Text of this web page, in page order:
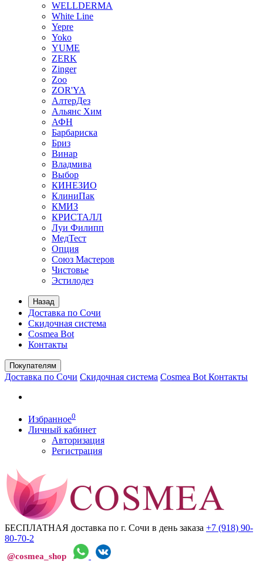
WELLDERMA
White Line
Yepre
Yoko
YUME
ZERK
Zinger
Zoo
ZOR'YA
АлтерДез
Альянс Хим
АФН
Барбариска
Бриз
Винар
Владмива
Выбор
КИНЕЗИО
КлиниПак
КМИЗ
КРИСТАЛЛ
Луи Филипп
МедТест
Опция
Союз Мастеров
Чистовье
Эстилодез
Назад
Доставка по Сочи
Скидочная система
Cosmea Bot
Контакты
Покупателям
Доставка по Сочи Скидочная система Cosmea Bot Контакты
Избранное0
Личный кабинет
Авторизация
Регистрация
БЕСПЛАТНАЯ доставка по г. Сочи в день заказа +7 (918) 90-
80-70-2
@cosmea_shop